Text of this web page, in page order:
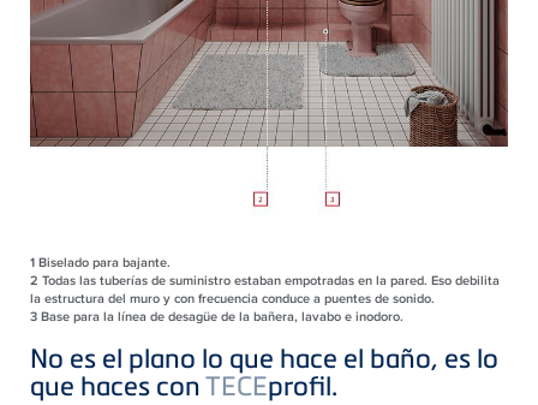
1Biselado para bajante.
2 Todas las tuberías de suministro estaban empotradas en la pared. Eso debilita
la estructura del muro y con frecuencia conduce a puentes de sonido.
3Base para la línea de desagüe de la bañera, lavabo e inodoro.
No es el plano lo que hace el baño, es lo
que haces conTECEprofil.